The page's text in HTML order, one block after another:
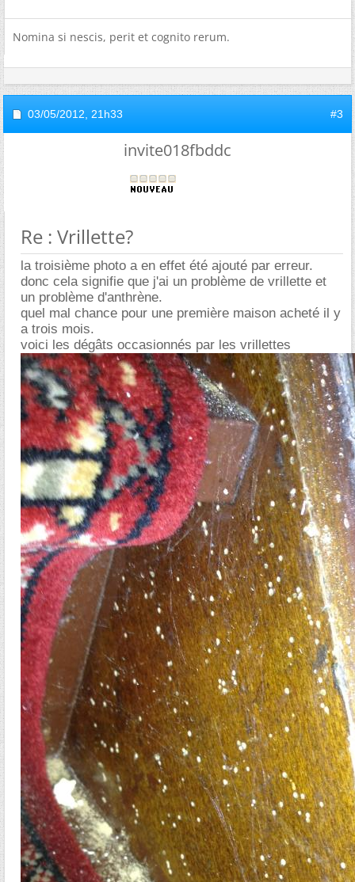
Nomina si nescis, perit et cognito rerum.
03/05/2012, 21h33 #3
invite018fbddc
Re : Vrillette?
la troisième photo a en effet été ajouté par erreur.
donc cela signifie que j'ai un problème de vrillette et
un problème d'anthrène.
quel mal chance pour une première maison acheté il y
a trois mois.
voici les dégâts occasionnés par les vrillettes